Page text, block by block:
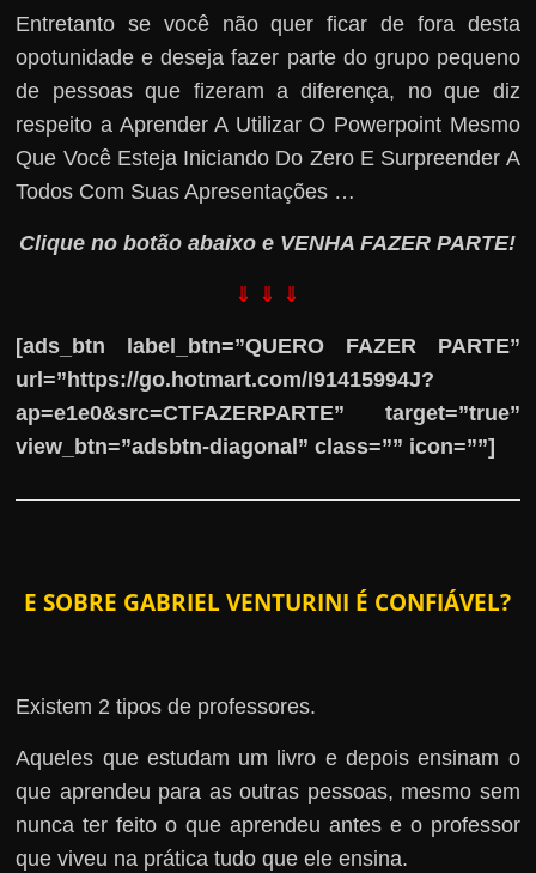
Entretanto se você não quer ficar de fora desta
opotunidade e deseja fazer parte do grupo pequeno
de pessoas que fizeram a diferença, no que diz
respeito a Aprender A Utilizar O Powerpoint Mesmo
Que Você Esteja Iniciando Do Zero E Surpreender A
Todos Com Suas Apresentações …
Clique no botão abaixo e VENHA FAZER PARTE!
⇓ ⇓ ⇓
[ads_btn label_btn=”QUERO FAZER PARTE”
url=”https://go.hotmart.com/I91415994J?
ap=e1e0&src=CTFAZERPARTE” target=”true”
view_btn=”adsbtn-diagonal” class=”” icon=””]
E SOBRE GABRIEL VENTURINI É CONFIÁVEL?
Existem 2 tipos de professores.
Aqueles que estudam um livro e depois ensinam o
que aprendeu para as outras pessoas, mesmo sem
nunca ter feito o que aprendeu antes e o professor
que viveu na prática tudo que ele ensina.